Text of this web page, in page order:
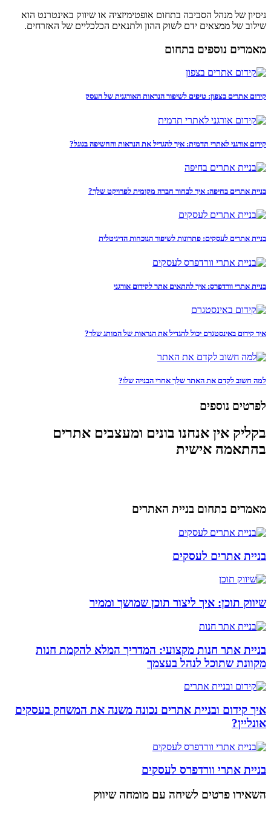
ניסיון של מנהל הסביבה בתחום אופטימיזציה או שיווק באינטרנט הוא
שילוב של ממצאים ידם לשוק ההון ולתנאים הכלכליים של האזרחים.
מאמרים נוספים בתחום
קידום אתרים בצפון: טיפים לשיפור הנראות האורגנית של העסק
קידום אורגני לאתרי תדמית: איך להגדיל את הנראות והחשיפה בגוגל?
בניית אתרים בחיפה: איך לבחור חברה מקומית לפרויקט שלך?
בניית אתרים לעסקים: פתרונות לשיפור הנוכחות הדיגיטלית
בניית אתרי וורדפרס: איך להתאים אתר לקידום אורגני
איך קידום באינסטגרם יכול להגדיל את הנראות של המותג שלך?
למה חשוב לקדם את האתר שלך אחרי הבנייה שלו?
לפרטים נוספים
בקליק אין אנחנו בונים ומעצבים אתרים
בהתאמה אישית
מאמרים בתחום בניית האתרים
בניית אתרים לעסקים
שיווק תוכן: איך ליצור תוכן שמושך וממיר
בניית אתר חנות מקצועי: המדריך המלא להקמת חנות
מקוונת שתוכל לנהל בעצמך
איך קידום ובניית אתרים נכונה משנה את המשחק בעסקים
אונליין?
בניית אתרי וורדפרס לעסקים
השאירו פרטים לשיחה עם מומחה שיווק